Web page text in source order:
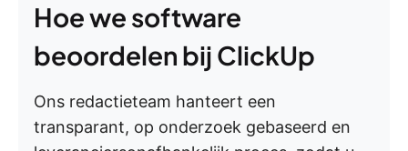
Hoe we software
beoordelen bij ClickUp
Ons redactieteam hanteert een
transparant, op onderzoek gebaseerd en